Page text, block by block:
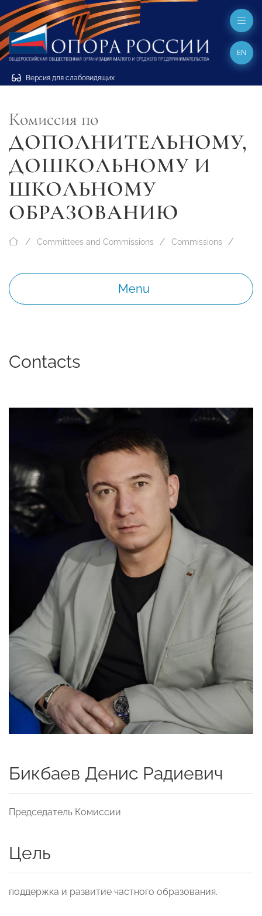
Версия для слабовидящих
EN
Комиссия по
ДОПОЛНИТЕЛЬНОМУ,
ДОШКОЛЬНОМУ И
ШКОЛЬНОМУ
ОБРАЗОВАНИЮ
Committees and Commissions Commissions
Menu
Contacts
Бикбаев Денис Радиевич
Председатель Комиссии
Цель
поддержка и развитие частного образования.